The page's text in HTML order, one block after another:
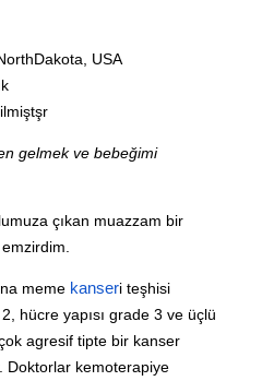
Kitap:
EMZİRME
LLL TÜRKİYE
USA
gelmek ve bebeğimi
çıkan muazzam bir
meme kanseri teşhisi
hücre yapısı grade 3 ve üçlü
agresif tipte bir kanser
Doktorlar kemoterapiye